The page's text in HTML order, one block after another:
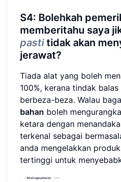
S4: Bolehkah
memberitahu saya
pastitidak akan
jerawat?
Tiada alat yang boleh
100%, kerana tindak
berbeza-beza. Walau
bahan boleh
ketara dengan
terkenal sebagai
anda mengelakkan
tertinggi untuk